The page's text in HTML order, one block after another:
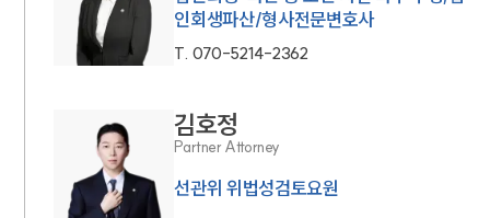
인회생파산/형사전문변호사
T. 070-5214-2362
김호정
Partner Attorney
선관위 위법성검토요원